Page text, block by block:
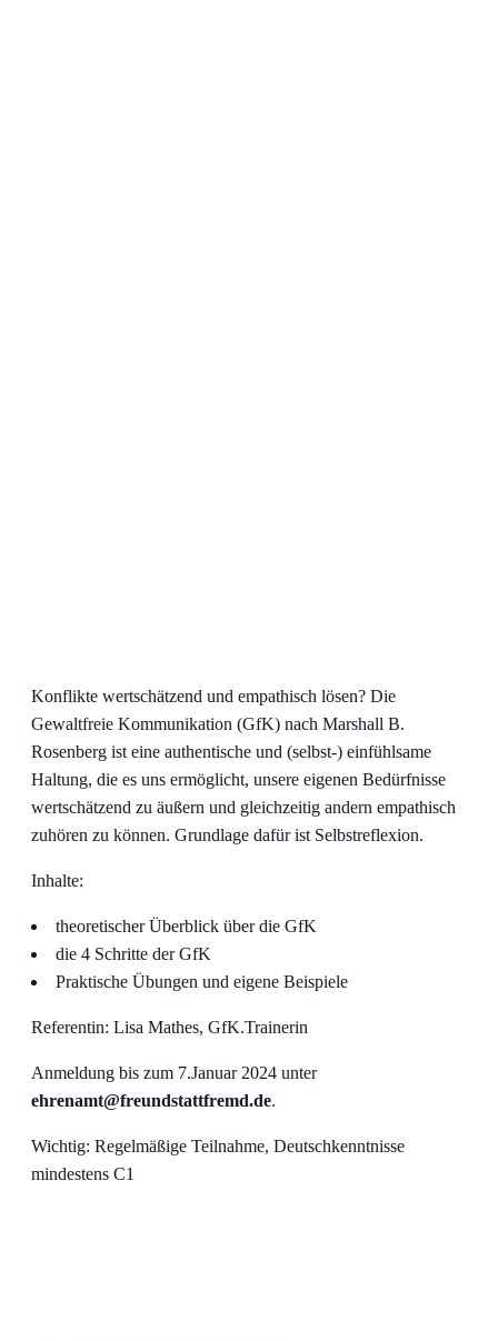
Konflikte wertschätzend und empathisch lösen? Die
Gewaltfreie Kommunikation (GfK) nach Marshall B.
Rosenberg ist eine authentische und (selbst-) einfühlsame
Haltung, die es uns ermöglicht, unsere eigenen Bedürfnisse
wertschätzend zu äußern und gleichzeitig andern empathisch
zuhören zu können. Grundlage dafür ist Selbstreflexion.
Inhalte:
theoretischer Überblick über die GfK
die 4 Schritte der GfK
Praktische Übungen und eigene Beispiele
Referentin: Lisa Mathes, GfK.Trainerin
Anmeldung bis zum 7.Januar 2024 unter
ehrenamt@freundstattfremd.de.
Wichtig: Regelmäßige Teilnahme, Deutschkenntnisse
mindestens C1